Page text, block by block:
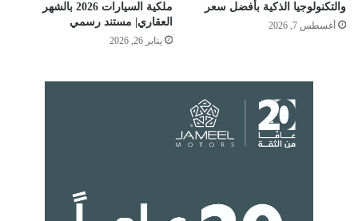
والتكنولوجيا الذكية بأفضل سعر
أغسطس 7, 2026
ملكية السيارات 2026 بالشهر
العقاري| مستند رسمي
يناير 26, 2026